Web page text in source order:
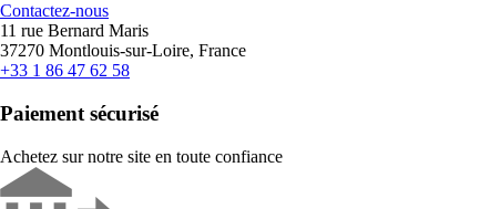
Contactez-nous
11 rue Bernard Maris
37270 Montlouis-sur-Loire, France
+33 1 86 47 62 58
Paiement sécurisé
Achetez sur notre site en toute confiance